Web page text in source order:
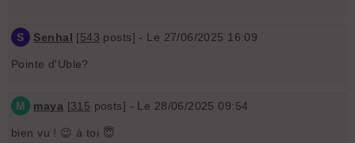
S Senhal [543 posts] - Le 27/06/2025 16:09
Pointe d'Uble?
M maya [315 posts] - Le 28/06/2025 09:54
bien vu ! 😉 à toi 😇